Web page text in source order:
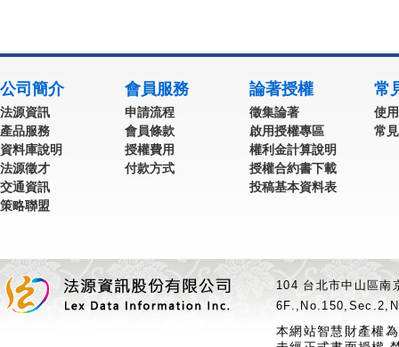
公司簡介
法源資訊
產品服務
資料庫說明
法源徵才
交通資訊
策略聯盟
會員服務
申請流程
會員條款
授權費用
付款方式
論著授權
徵集論著
啟用授權專區
權利金計算說明
授權合約書下載
投稿基本資料表
常
使
常
104 台北市中山區
本網站智慧財產權